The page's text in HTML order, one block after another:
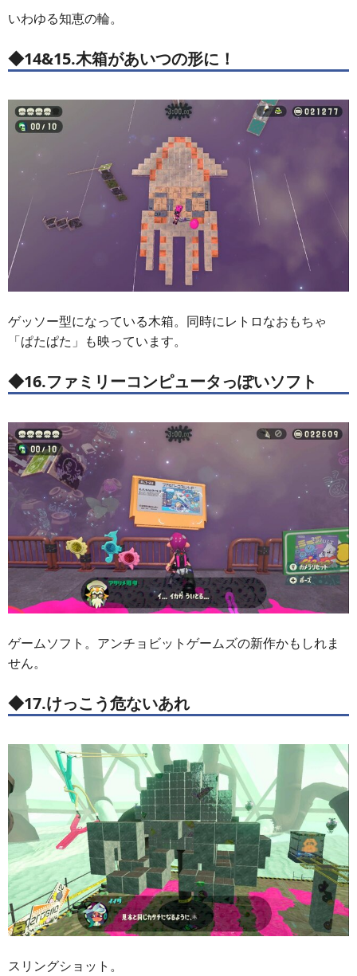
いわゆる知恵の輪。
◆14&15.木箱があいつの形に！
ゲッソー型になっている木箱。同時にレトロなおもちゃ
「ぱたぱた」も映っています。
◆16.ファミリーコンピュータっぽいソフト
ゲームソフト。アンチョビットゲームズの新作かもしれま
せん。
◆17.けっこう危ないあれ
スリングショット。